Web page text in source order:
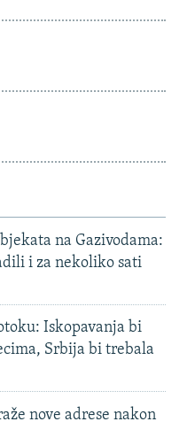
na Gazivodama:
i za nekoliko sati
Iskopavanja bi
Srbija bi trebala
nove adrese nakon